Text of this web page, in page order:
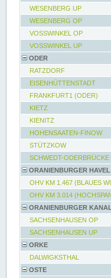
WESENBERG UP
WESENBERG OP
VOSSWINKEL OP
VOSSWINKEL UP
ODER
RATZDORF
EISENHÜTTENSTADT
FRANKFURT1 (ODER)
KIETZ
KIENITZ
HOHENSAATEN-FINOW
STÜTZKOW
SCHWEDT-ODERBRÜCKE
ORANIENBURGER HAVEL
OHV KM 1.467 (BLAUES
OHV KM 3.014
ORANIENBURGER KANAL
SACHSENHAUSEN OP
SACHSENHAUSEN UP
ORKE
DALWIGKSTHAL
OSTE